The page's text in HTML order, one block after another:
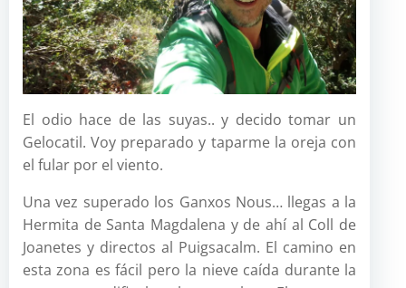
El odio hace de las suyas.. y decido tomar un
Gelocatil. Voy preparado y taparme la oreja con
el fular por el viento.
Una vez superado los Ganxos Nous… llegas a la
Hermita de Santa Magdalena y de ahí al Coll de
Joanetes y directos al Puigsacalm. El camino en
esta zona es fácil pero la nieve caída durante la